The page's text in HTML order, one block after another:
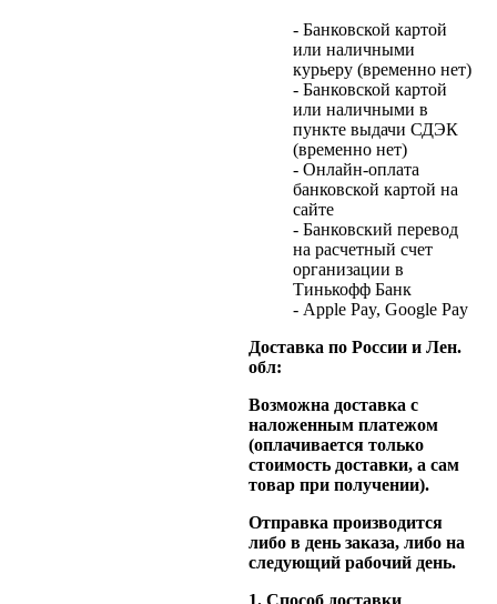
- Банковской картой
или наличными
курьеру (временно нет)
- Банковской картой
или наличными в
пункте выдачи СДЭК
(временно нет)
- Онлайн-оплата
банковской картой на
сайте
- Банковский перевод
на расчетный счет
организации в
Тинькофф Банк
- Apple Pay, Google Pay
Доставка по России и Лен.
обл:
Возможна доставка с
наложенным платежом
(оплачивается только
стоимость доставки, а сам
товар при получении).
Отправка производится
либо в день заказа, либо на
следующий рабочий день.